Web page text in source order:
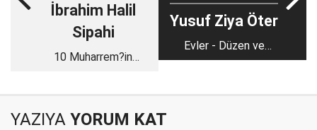
İbrahim Halil
Sipahi
10 Muharrem?in
Yusuf Ziya Öter
Evler - Düzen ve
Arkası
YAZIYA YORUM KAT